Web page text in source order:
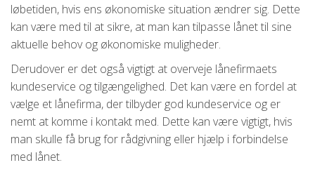
løbetiden, hvis ens økonomiske situation ændrer sig. Dette
kan være med til at sikre, at man kan tilpasse lånet til sine
aktuelle behov og økonomiske muligheder.
Derudover er det også vigtigt at overveje lånefirmaets
kundeservice og tilgængelighed. Det kan være en fordel at
vælge et lånefirma, der tilbyder god kundeservice og er
nemt at komme i kontakt med. Dette kan være vigtigt, hvis
man skulle få brug for rådgivning eller hjælp i forbindelse
med lånet.